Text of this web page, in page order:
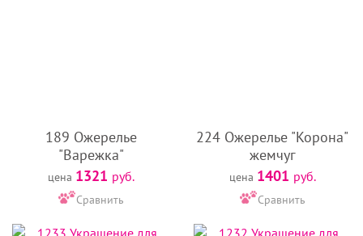
189 Ожерелье
"Варежка"
цена 1321 руб.
Сравнить
224 Ожерелье "Корона"
жемчуг
цена 1401 руб.
Сравнить